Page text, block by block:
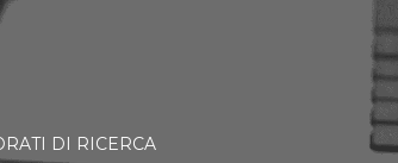
DI RICERCA